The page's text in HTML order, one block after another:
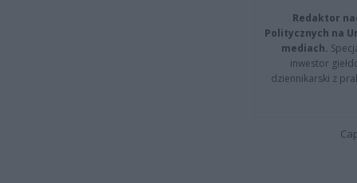
Redaktor
Politycznych na
mediach.
inwestor
dziennikarski z